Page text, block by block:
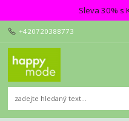
Sleva 30% s
+420720388773